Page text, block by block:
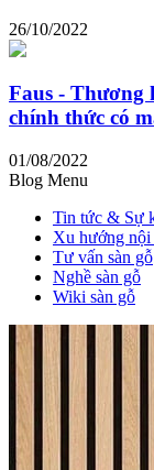
26/10/2022
Faus - Thương
chính thức có
01/08/2022
Blog Menu
Tin tức & Sự
Xu hướng nội
Tư vấn sàn gỗ
Nghề sàn gỗ
Wiki sàn gỗ